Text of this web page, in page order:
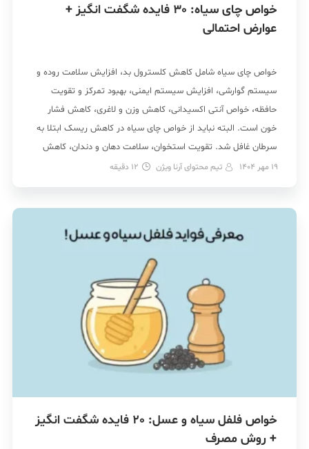
خواص چای سیاه: 30 فایده شگفت انگیز +
عوارض احتمالی
خواص چای سیاه شامل کاهش کلسترول بد، افزایش سلامت روده و
سیستم گوارشی، افزایش سیستم ایمنی، بهبود تمرکز و تقویت
حافظه، خواص آنتی اکسیدانی، کاهش وزن و لاغری، کاهش فشار
خون است. البته نباید از خواص چای سیاه در کاهش ریسک ابتلا به
سرطان غافل شد. تقویت استخوان، سلامت دهان و دندان، کاهش
استرس و […]
19 مهر 1404 تیم محتوای آرنا ویژن 12 دقیقه
خواص فلفل سیاه و عسل: 20 فایده شگفت انگیز
+ روش مصرف